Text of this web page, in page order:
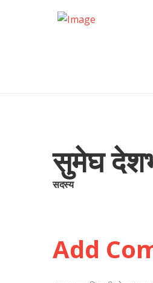
सुमेघ
सदस्य
Add